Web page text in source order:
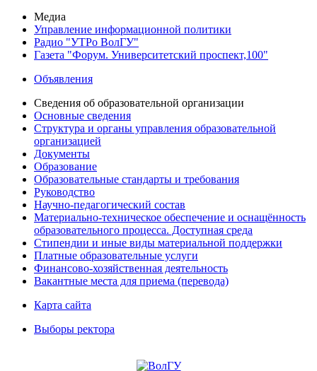
Медиа
Управление информационной политики
Радио "УТРо ВолГУ"
Газета "Форум. Университетский проспект,100"
Объявления
Сведения об образовательной организации
Основные сведения
Структура и органы управления образовательной
организацией
Документы
Образование
Образовательные стандарты и требования
Руководство
Научно-педагогический состав
Материально-техническое обеспечение и оснащённость
образовательного процесса. Доступная среда
Стипендии и иные виды материальной поддержки
Платные образовательные услуги
Финансово-хозяйственная деятельность
Вакантные места для приема (перевода)
Карта сайта
Выборы ректора